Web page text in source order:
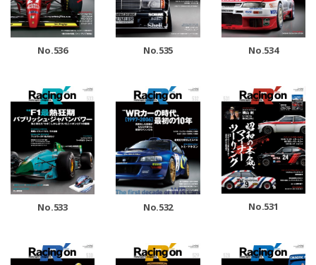
No.536 No.535 No.534
No.533 No.532 No.531